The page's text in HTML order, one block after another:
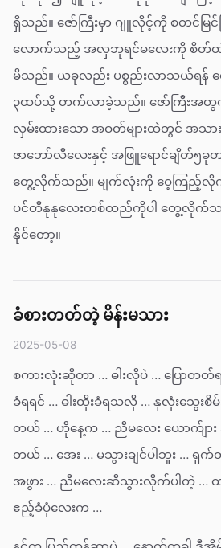
ရှိသည်။ ဇော်ကြီးမှာ ဂျူလိုင့်ကို စတင်မြင်မ
လောက်သည့် အလှဘုရင်မလေးကို စိတ်ထဲမှ
မိသည်။ ယခုလည်း ပစ္စည်းလာသယ်ရန် ရေ
၃ထပ်သို့ တက်လာခဲ့သည်။ ဇော်ကြီးအတွက်
လှမ်းထားသော အဝတ်များထဲတွင် အသာ
ဇာဘော်လီလေးနှင့် အဖြူရောင်ချိတ်၅
တွေ့လိုက်သည်။ မျက်လုံးကို ဝေ့ကြည့်လိုက်
ပင်တီနုနုလေးတစ်ထည်ကိုပါ တွေ့လိုက်သည်
နိုင်တော့။
ခံစားတတ်တဲ့ မိန်းမသား
2025-05-08
စကားလုံးဆိုတာ … ဓါးလိုပဲ … ပြောတ
ခံရရင် … ဓါးထိုးခံရသလို … နှလုံးသွေး
တယ် … ဟိုနေ့က … ညီမလေး ယောက်ျ
တယ် … အေး … မသွားချင်ပါဘူး … ရှ
အဖွား … ညီမလေးဆီသွားလိုက်ပါတဲ့ …
ဧည့်ခံပုံလေးက …